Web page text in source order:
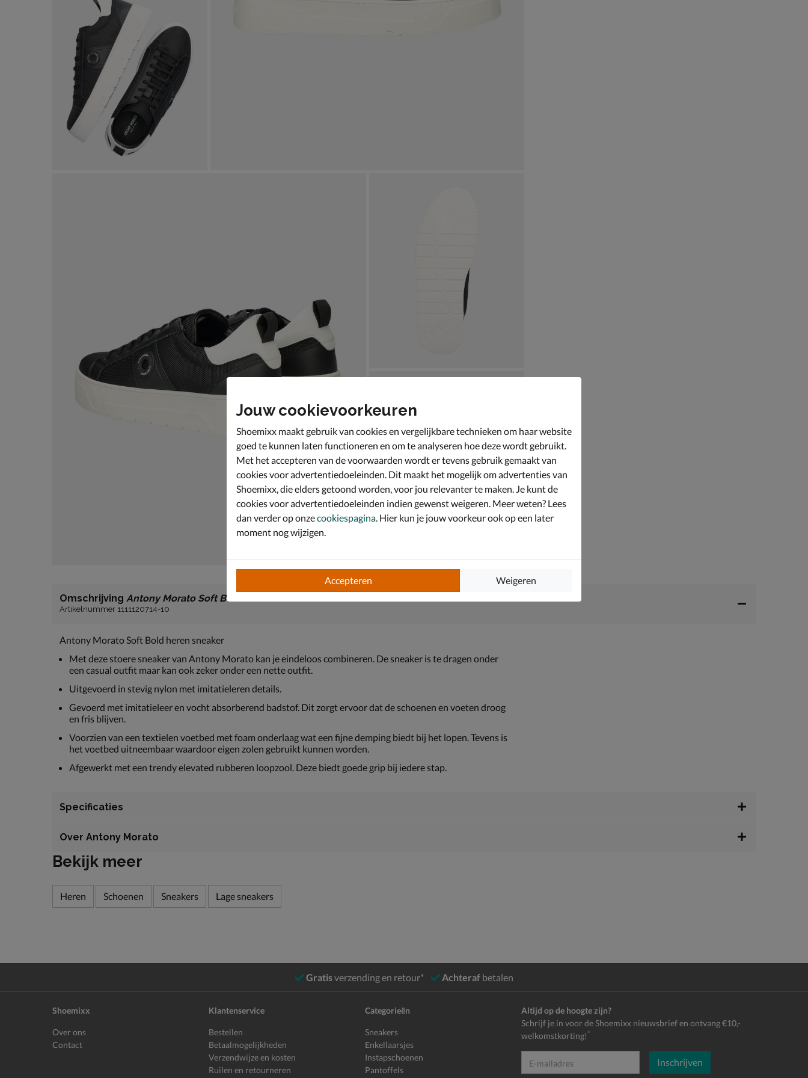
Omschrijving Antony Morato Soft Bold
Artikelnummer 1111120714-10
Antony Morato Soft Bold heren sneaker
Met deze stoere sneaker van Antony Morato kan je eindeloos combineren. De sneaker is te dragen onder
een casual outfit maar kan ook zeker onder een nette outfit.
Uitgevoerd in stevig nylon met imitatieleren details.
Gevoerd met imitatieleer en vocht absorberend badstof. Dit zorgt ervoor dat de schoenen en voeten droog
en fris blijven.
Voorzien van een textielen voetbed met foam onderlaag wat een fijne demping biedt bij het lopen. Tevens is
het voetbed uitneembaar waardoor eigen zolen gebruikt kunnen worden.
Afgewerkt met een trendy elevated rubberen loopzool. Deze biedt goede grip bij iedere stap.
Specificaties
Over Antony Morato
Bekijk meer
Heren Schoenen Sneakers Lage sneakers
Gratisverzending en retour* Achteraf betalen
Shoemixx
Over ons
Contact
Klantenservice
Bestellen
Betaalmogelijkheden
Verzendwijze en kosten
Ruilen en retourneren
Categorieën
Sneakers
Enkellaarsjes
Instapschoenen
Pantoffels
Altijd op de hoogte zijn?
Schrijf je in voor de Shoemixx nieuwsbrief en ontvang €10,-
welkomstkorting! *
E-mailadres Inschrijven
Jouw cookievoorkeuren
Shoemixx maakt gebruik van cookies en vergelijkbare technieken om haar website
goed te kunnen laten functioneren en om te analyseren hoe deze wordt gebruikt.
Met het accepteren van de voorwaarden wordt er tevens gebruik gemaakt van
cookies voor advertentiedoeleinden. Dit maakt het mogelijk om advertenties van
Shoemixx, die elders getoond worden, voor jou relevanter te maken. Je kunt de
cookies voor advertentiedoeleinden indien gewenst weigeren. Meer weten? Lees
dan verder op onzecookiespagina . Hier kun je jouw voorkeur ook op een later
moment nog wijzigen.
Accepteren Weigeren